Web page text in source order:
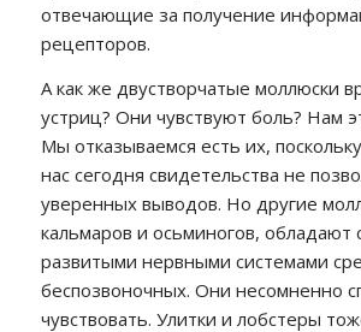
отвечающие за получение
рецепторов.
А как же двустворчатые моллюски
устриц? Они чувствуют боль? Нам
Мы отказываемся есть их,
нас сегодня свидетельства не
уверенных выводов. Но другие
кальмаров и осьминогов, обладают
развитыми нервными системами
беспозвоночных. Они несомненно
чувствовать. Улитки и лобстеры